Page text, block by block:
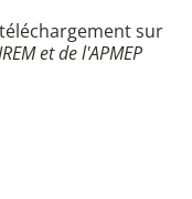
sur
et de l'APMEP